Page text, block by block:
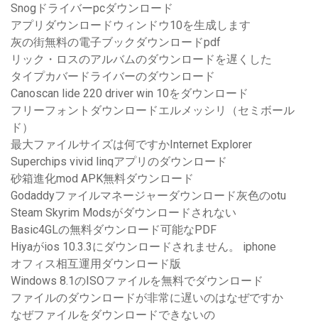
Snogドライバーpcダウンロード
アプリダウンロードウィンドウ10を生成します
灰の街無料の電子ブックダウンロードpdf
リック・ロスのアルバムのダウンロードを遅くした
タイプカバードライバーのダウンロード
Canoscan lide 220 driver win 10をダウンロード
フリーフォントダウンロードエルメッシリ（セミボール
ド）
最大ファイルサイズは何ですかInternet Explorer
Superchips vivid linqアプリのダウンロード
砂箱進化mod APK無料ダウンロード
Godaddyファイルマネージャーダウンロード灰色のotu
Steam Skyrim Modsがダウンロードされない
Basic4GLの無料ダウンロード可能なPDF
Hiyaがios 10.3.3にダウンロードされません。 iphone
オフィス相互運用ダウンロード版
Windows 8.1のISOファイルを無料でダウンロード
ファイルのダウンロードが非常に遅いのはなぜですか
なぜファイルをダウンロードできないの